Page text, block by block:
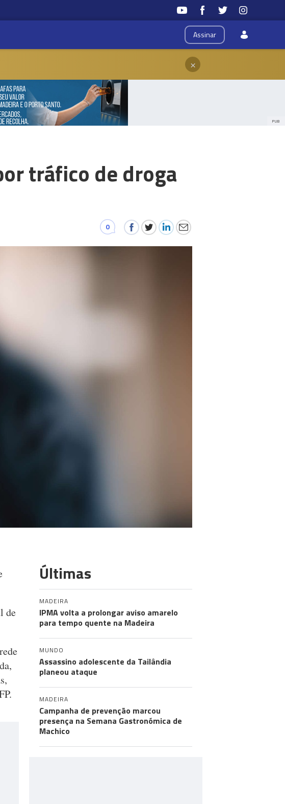
Assinar
×
PUB
tráfico de droga
0
de
Últimas
MADEIRA
IPMA volta a prolongar aviso amarelo
para tempo quente na Madeira
MUNDO
Assassino adolescente da Tailândia
planeou ataque
MADEIRA
Campanha de prevenção marcou
presença na Semana Gastronómica de
Machico